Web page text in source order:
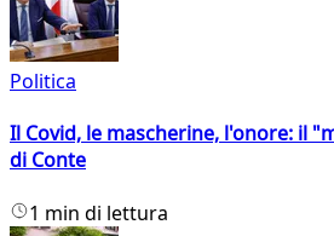
Politica
Il Covid, le mascherine, l'onore: il
di Conte
1 min di lettura